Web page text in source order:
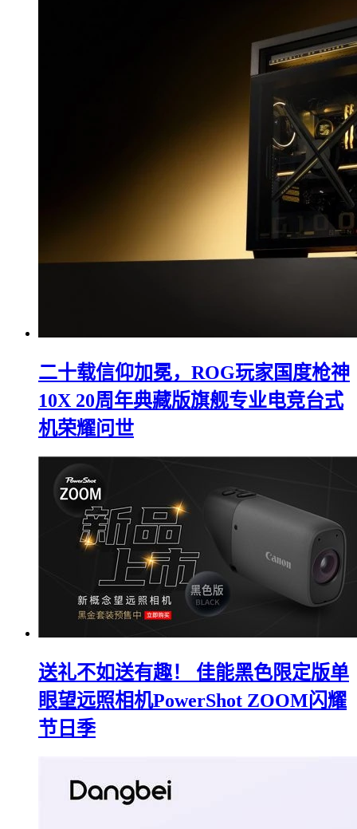
二十载信仰加冕，ROG玩家国度枪神
10X 20周年典藏版旗舰专业电竞台式
机荣耀问世
送礼不如送有趣！ 佳能黑色限定版单
眼望远照相机PowerShot ZOOM闪耀
节日季